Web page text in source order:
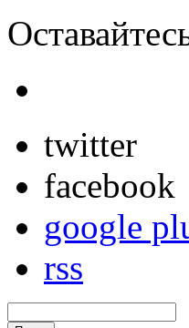
twitter
facebook
google
rss